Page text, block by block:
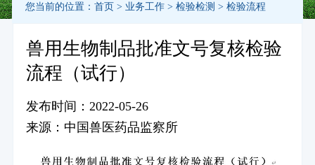
您当前的位置： 首页> 业务工作> 检验检测 > 检验流程
兽用生物制品批准文号复核检验
流程（试行）
发布时间：2022-05-26
来源：中国兽医药品监察所